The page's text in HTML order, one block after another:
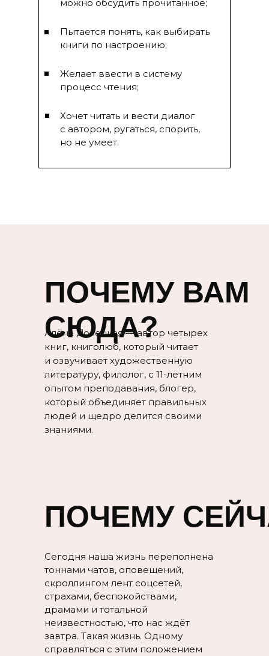
можно обсудить прочитанное;
Пытается понять, как выбирать
книги по настроению;
Желает ввести в систему
процесс чтения;
Хочет читать и вести диалог
с автором, ругаться, спорить,
но не умеет.
ПОЧЕМУ ВАМ
СЮДА?
Алёна Долецкая — автор четырех
книг, книголюб, который читает
и озвучивает художественную
литературу, филолог, с 11-летним
опытом преподавания, блогер,
который объединяет правильных
людей и щедро делится своими
знаниями.
ПОЧЕМУ
Сегодня наша жизнь переполнена
тоннами чатов, оповещений,
скроллингом лент соцсетей,
страхами, беспокойствами,
драмами и тотальной
неизвестностью, что нас ждёт
завтра. Такая жизнь. Одному
справляться с этим положением